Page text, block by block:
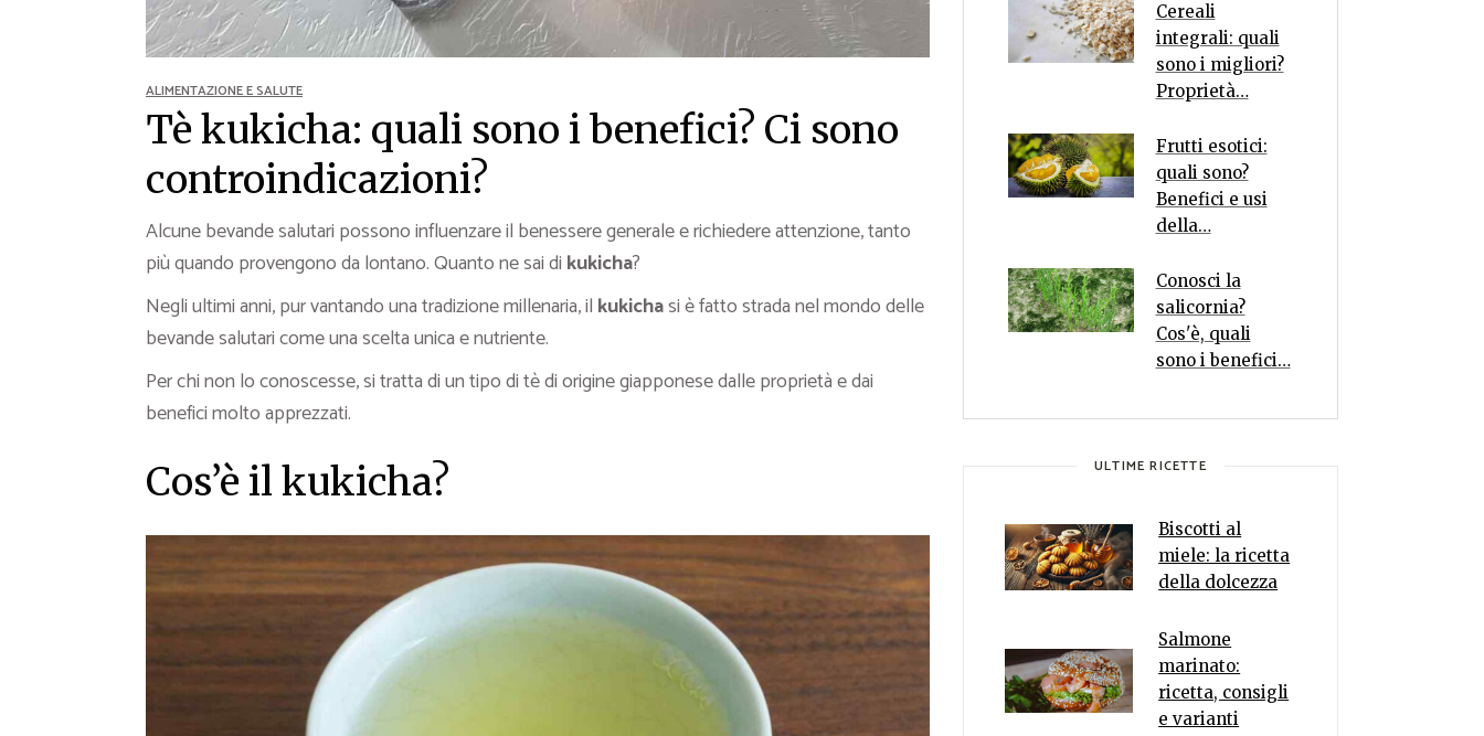
Ricette per Ingrediente
ALIMENTAZIONE E SALUTE
Tè kukicha: quali sono i benefici? Ci sono
controindicazioni?
Alcune bevande salutari possono influenzare il benessere generale e richiedere attenzione, tanto
più quando provengono da lontano. Quanto ne sai di kukicha?
Negli ultimi anni, pur vantando una tradizione millenaria, il kukichasi è fatto strada nel mondo delle
bevande salutari come una scelta unica e nutriente.
Per chi non lo conoscesse, si tratta di un tipo di tè di origine giapponese dalle proprietà e dai
benefici molto apprezzati.
Cos’è il kukicha?
Cereali
integrali: quali
sono i migliori?
Proprietà…
Frutti esotici:
quali sono?
Benefici e usi
della…
Conosci la
salicornia?
Cos'è, quali
sono i benefici…
ULTIME RICETTE
Biscotti al
miele: la ricetta
della dolcezza
Salmone
marinato:
ricetta, consigli
e varianti